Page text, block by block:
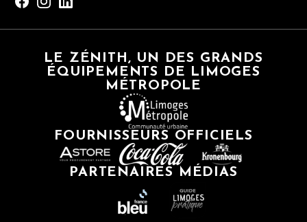
LE ZÉNITH, UN DES GRANDS
ÉQUIPEMENTS DE LIMOGES
MÉTROPOLE
FOURNISSEURS OFFICIELS
PARTENAIRES MÉDIAS